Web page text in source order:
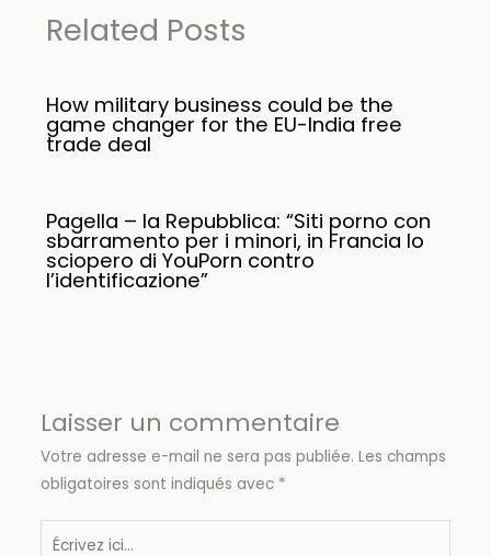
Related Posts
How military business could be the
game changer for the EU-India free
trade deal
Pagella – la Repubblica: “Siti porno con
sbarramento per i minori, in Francia lo
sciopero di YouPorn contro
l’identificazione”
Laisser un commentaire
Votre adresse e-mail ne sera pas publiée. Les champs
obligatoires sont indiqués avec *
Écrivez